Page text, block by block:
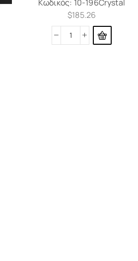
Κωδικός: 10-196Crystal
$185.26